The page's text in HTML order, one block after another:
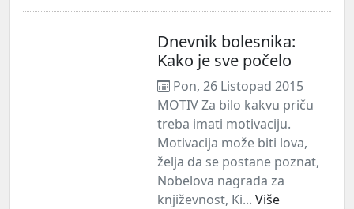
Dnevnik bolesnika:
Kako je sve počelo
Pon, 26 Listopad 2015
MOTIV Za bilo kakvu priču
treba imati motivaciju.
Motivacija može biti lova,
želja da se postane poznat,
Nobelova nagrada za
književnost, Ki... Više